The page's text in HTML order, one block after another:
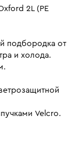
2L (PE
подбородка от
и холода.
Velcro.